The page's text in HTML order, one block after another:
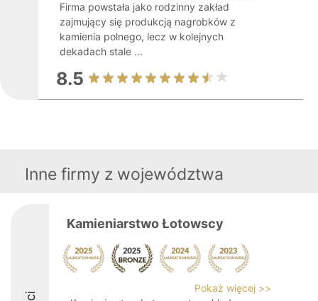
Firma powstała jako rodzinny zakład
zajmujący się produkcją nagrobków z
kamienia polnego, lecz w kolejnych
dekadach stale ...
8.5
Inne firmy z województwa
Kamieniarstwo Łotowscy
Pokaż więcej >>